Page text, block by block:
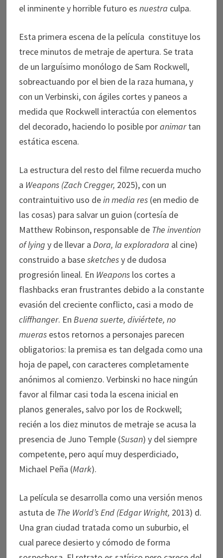
el inminente y horrible futuro es nuestra culpa.
Esta primera escena de la película constituye los
trece minutos de metraje de apertura. Se trata
de un larguísimo monólogo de Sam Rockwell,
sobreactuando por el bien de la raza humana, y
con un Verbinski, con ágiles cortes y paneos a
medida que Rockwell interactúa con elementos
del decorado, haciendo lo posible poranimartan
estática escena.
La estructura del resto del filme recuerda mucho
a Weapons (Zach Cregger, 2025), con un
contraintuitivo uso dein media res(en medio de
las cosas) para salvar un guion (cortesía de
Matthew Robinson, responsable de The invention
of lying y de llevar a Dora, la exploradora al cine)
construido a basesketchesy de dudosa
progresión lineal. En Weaponslos cortes a
flashbacks eran frustrantes debido a la constante
evasión del creciente conflicto, casi a modo de
cliffhanger. En Buena suerte, diviértete, no
muerasestos retornos a personajes parecen
obligatorios: la premisa es tan delgada como una
hoja de papel, con caracteres completamente
anónimos al comienzo. Verbinski no hace ningún
favor al filmar casi toda la escena inicial en
planos generales, salvo por los de Rockwell;
recién a los diez minutos de metraje se acusa la
presencia de Juno Temple (Susan) y del siempre
competente, pero aquí muy desperdiciado,
Michael Peña (Mark).
La película se desarrolla como una versión menos
astuta de The World’s End (Edgar Wright, 2013) d.
Una gran ciudad tratada como un suburbio, el
cual parece desierto y cómodo de forma